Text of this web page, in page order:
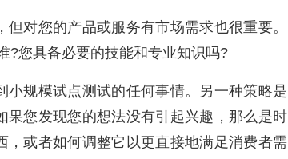
对您的产品或服务有市场需求也很重要。
?您具备必要的技能和专业知识吗?
小规模试点测试的任何事情。另一种策略是
果您发现您的想法没有引起兴趣，那么是时
或者如何调整它以更直接地满足消费者需